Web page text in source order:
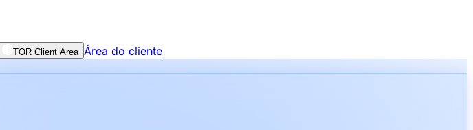
TOR Client Area Área do cliente